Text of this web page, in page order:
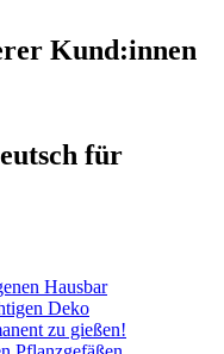
Kund:innen
für
Hausbar
Deko
zu gießen!